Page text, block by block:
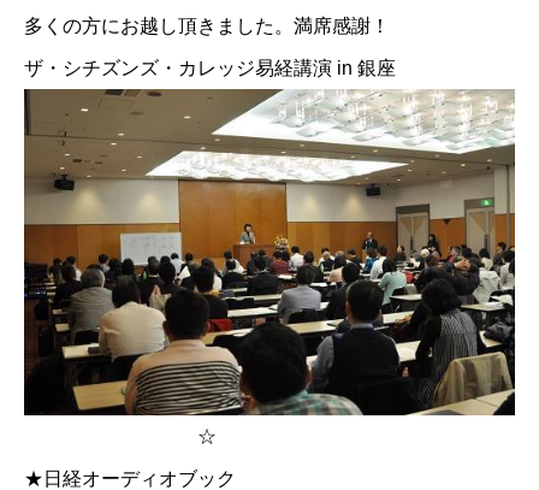
多くの方にお越し頂きました。満席感謝！
ザ・シチズンズ・カレッジ易経講演 in 銀座
☆
★ 日経オーディオブック